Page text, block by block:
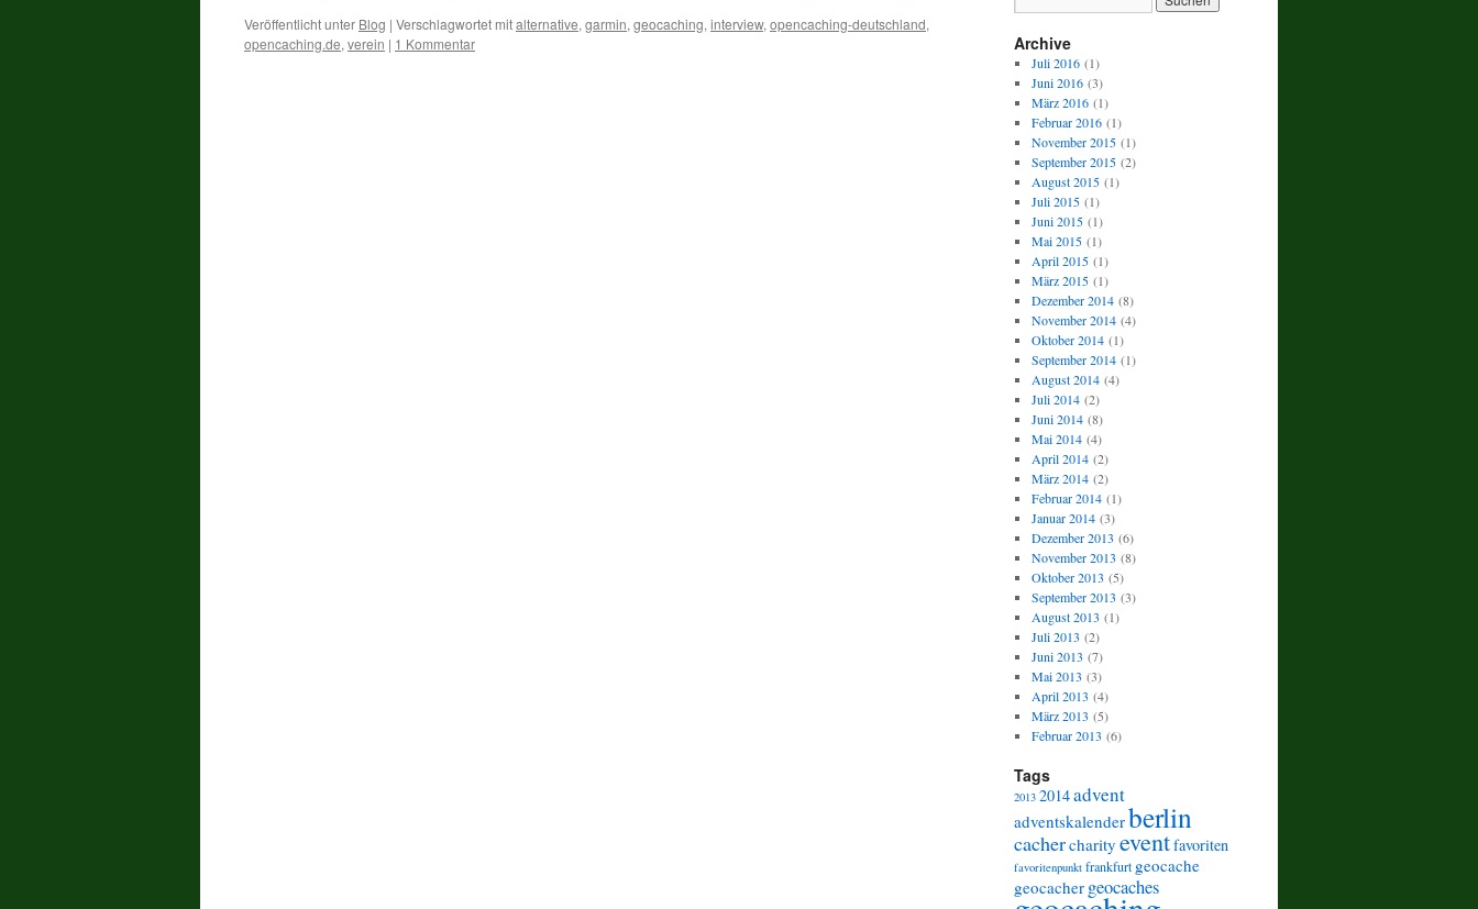
Veröffentlicht unter Blog | Verschlagwortet mitalternative, garmin, geocaching, interview, opencaching-deutschland,
opencaching.de, verein | 1 Kommentar Archive
Juli 2016(1)
Juni 2016(3)
März 2016(1)
Februar 2016(1)
November 2015(1)
September 2015(2)
August 2015(1)
Juli 2015(1)
Juni 2015(1)
Mai 2015(1)
April 2015(1)
März 2015(1)
Dezember 2014(8)
November 2014(4)
Oktober 2014(1)
September 2014(1)
August 2014(4)
Juli 2014(2)
Juni 2014(8)
Mai 2014(4)
April 2014(2)
März 2014(2)
Februar 2014(1)
Januar 2014(3)
Dezember 2013 (6)
November 2013 (8)
Oktober 2013 (5)
September 2013 (3)
August 2013 (1)
Juli 2013 (2)
Juni 2013 (7)
Mai 2013 (3)
April 2013 (4)
März 2013 (5)
Februar 2013 (6)
Tags
2013 2014advent
adventskalenderberlin
cachercharity eventfavoriten
favoritenpunkt frankfurt geocache
geocacher geocaches